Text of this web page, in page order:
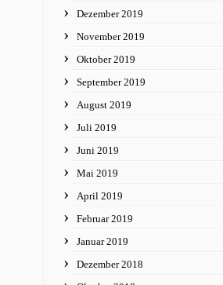
Dezember 2019
November 2019
Oktober 2019
September 2019
August 2019
Juli 2019
Juni 2019
Mai 2019
April 2019
Februar 2019
Januar 2019
Dezember 2018